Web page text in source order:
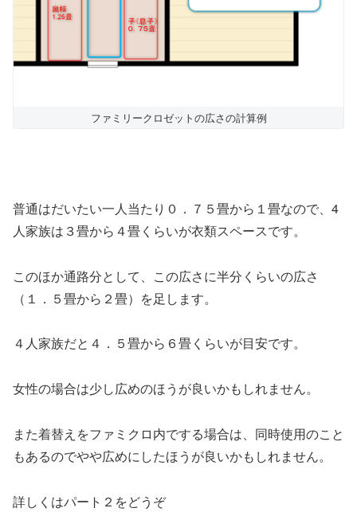
ファミリークロゼットの広さの計算例
普通はだいたい一人当たり０．７５畳から１畳なので、4
人家族は３畳から４畳くらいが衣類スペースです。
このほか通路分として、この広さに半分くらいの広さ
（１．５畳から２畳）を足します。
４人家族だと４．５畳から６畳くらいが目安です。
女性の場合は少し広めのほうが良いかもしれません。
また着替えをファミクロ内でする場合は、同時使用のこと
もあるのでやや広めにしたほうが良いかもしれません。
詳しくはパート２をどうぞ